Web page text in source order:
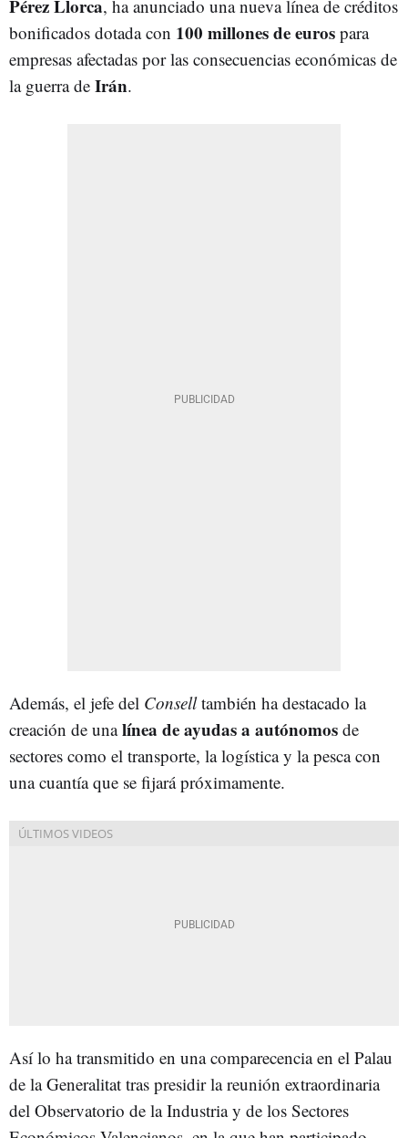
Pérez Llorca, ha anunciado una nueva línea de créditos
bonificados dotada con 100 millones de euros para
empresas afectadas por las consecuencias económicas de
la guerra de Irán.
Además, el jefe del Conselltambién ha destacado la
creación de unalínea de ayudas a autónomos de
sectores como el transporte, la logística y la pesca con
una cuantía que se fijará próximamente.
Así lo ha transmitido en una comparecencia en el Palau
de la Generalitat tras presidir la reunión extraordinaria
del Observatorio de la Industria y de los Sectores